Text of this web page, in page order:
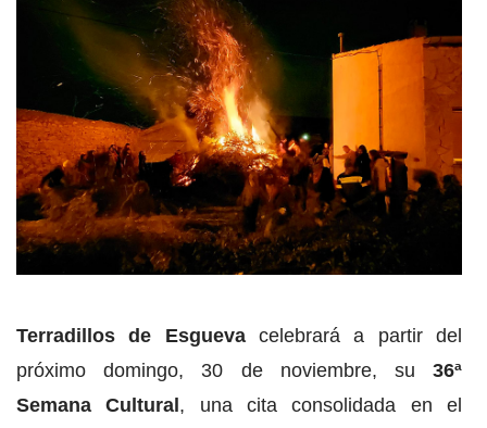
Terradillos de Esguevacelebrará a partir del
próximo domingo, 30 de noviembre, su 36ª
Semana Cultural , una cita consolidada en el